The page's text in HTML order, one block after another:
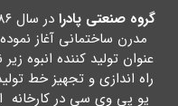
گروه صنعتی پادرا
مدرن ساختمانی آغاز
عنوان تولید کننده انبوه
راه اندازي و تجهیز خط